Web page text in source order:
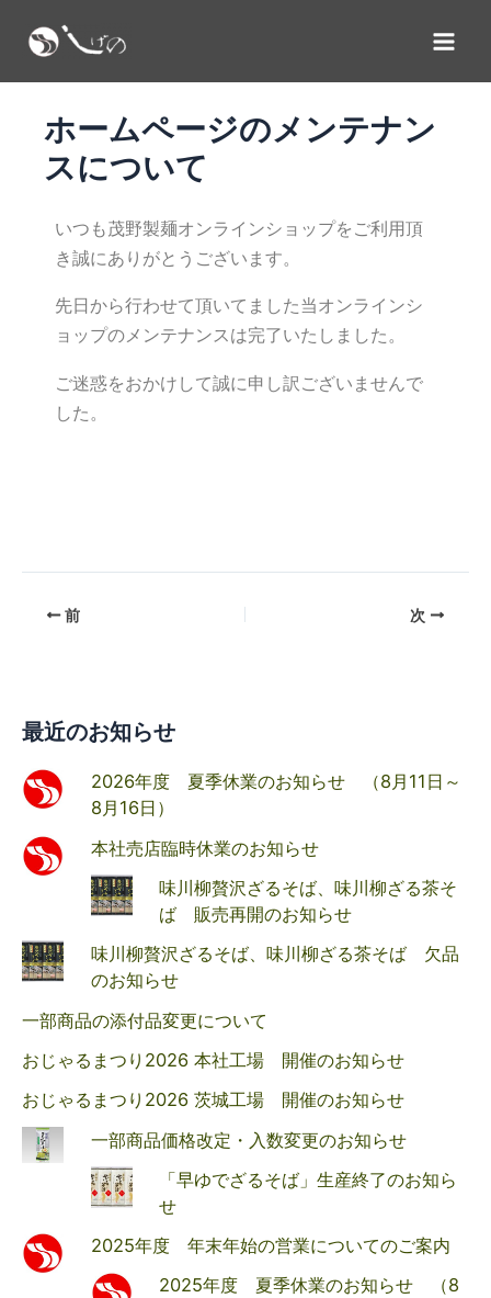
ホームページのメンテナン
スについて
いつも茂野製麺オンラインショップをご利用頂
き誠にありがとうございます。
先日から行わせて頂いてました当オンラインシ
ョップのメンテナンスは完了いたしました。
ご迷惑をおかけして誠に申し訳ございませんで
した。
稿
前 次
最近のお知らせ
2026年度 夏季休業のお知らせ （8月11日～
8月16日）
本社売店臨時休業のお知らせ
味川柳贅沢ざるそば、味川柳ざる茶そ
ば 販売再開のお知らせ
味川柳贅沢ざるそば、味川柳ざる茶そば 欠品
のお知らせ
一部商品の添付品変更について
おじゃるまつり2026 本社工場 開催のお知らせ
おじゃるまつり2026 茨城工場 開催のお知らせ
一部商品価格改定・入数変更のお知らせ
「早ゆでざるそば」生産終了のお知ら
せ
2025年度 年末年始の営業についてのご案内
2025年度 夏季休業のお知らせ （8